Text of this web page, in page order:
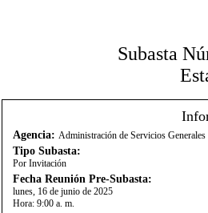
Subasta
Agencia: Administración de Servicios
Tipo Subasta:
Por Invitación
Fecha Reunión Pre-Subasta:
lunes, 16 de junio de 2025
Hora: 9:00 a. m.